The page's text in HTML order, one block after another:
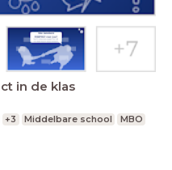
in de klas
+3 Middelbare school
MBO